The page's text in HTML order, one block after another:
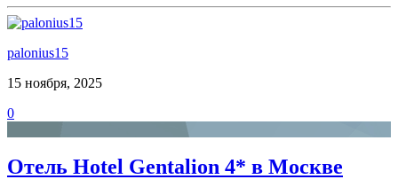
palonius15
15 ноября, 2025
0
Отель Hotel Gentalion 4* в Москве